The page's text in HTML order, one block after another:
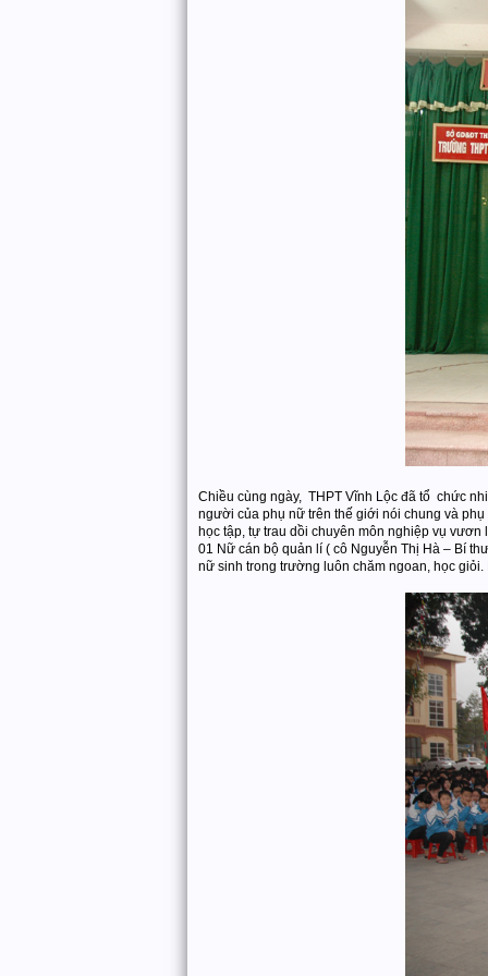
Chiều cùng ngày, THPT Vĩnh Lộc đã tổ chức
người của phụ nữ trên thế giới nói chung và
học tập, tự trau dồi chuyên môn nghiệp vụ
01 Nữ cán bộ quản lí ( cô Nguyễn Thị Hà – Bí
nữ sinh trong trường luôn chăm ngoan, học